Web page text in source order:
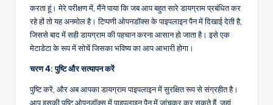
करता हूं। मेरे परीक्षण में, मैंने पाया कि जब आप बहुत सारे डायग्राम प्रबंधित कर
रहे हों तो यह अनमोल है। टिप्पणी ओपनडॉक्स के पाइपलाइन पैन में दिखाई देती है,
जिससे बाद में सही डायग्राम की पहचान करना आसान हो जाता है। इसे एक
मेटाडेटा के रूप में सोचें जिसका भविष्य का आप आभारी होगा।
चरण 4: पुष्टि और सत्यापन करें
पुष्टि करें, और अब आपका डायग्राम पाइपलाइन में सुरक्षित रूप से संग्रहीत है।
आप इसकी पुष्टि ओपनडॉक्स में पाइपलाइन पैन में जांचकर कर सकते हैं, जहां